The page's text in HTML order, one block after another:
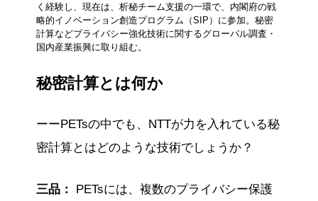
く経験し、現在は、析秘チーム支援の一環で、内閣府の戦
略的イノベーション創造プログラム（SIP）に参加。秘密
計算などプライバシー強化技術に関するグローバル調査・
国内産業振興に取り組む。
秘密計算とは何か
ーーPETsの中でも、NTTが力を入れている秘
密計算とはどのような技術でしょうか？
三品：
PETsには、複数のプライバシー保護